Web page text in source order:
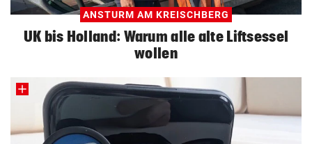
ANSTURM AM KREISCHBERG
UK bis Holland: Warum alle alte Liftsessel
wollen